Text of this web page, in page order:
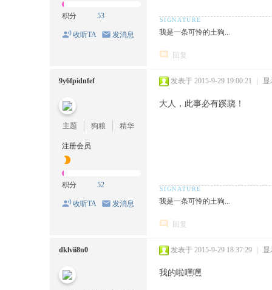
积分 53
收听TA 发消息 我是一条可怜的土狗...
回复
9y6fpidnfef
主题 狗粮 精华
注册会员
积分 52
收听TA 发消息
发表于 2015-9-29 19:00:21 | 显
大人，此事必有蹊跷！
我是一条可怜的土狗...
回复
dklvii8n0 发表于 2015-9-29 18:37:29 | 显
我的啦嘿嘿